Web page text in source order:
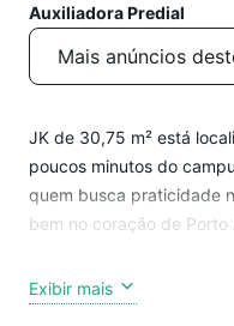
Auxiliadora Predial
Mais anúncios
JK de 30,75 m² está
poucos minutos do
quem busca praticidade
bem no coração de Porto
O imóvel é semi
o primeiro dia e liberdade
Exibir mais